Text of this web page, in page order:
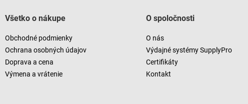
Všetko o nákupe
Obchodné podmienky
Ochrana osobných údajov
Doprava a cena
Výmena a vrátenie
O spoločnosti
O nás
Výdajné systémy SupplyPro
Certifikáty
Kontakt